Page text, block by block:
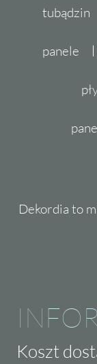
tubądzin
panele
Dekordia to
Koszt